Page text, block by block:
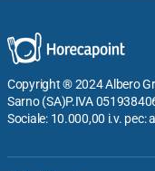
Copyright ® 2024 Albero
Sarno (SA)P.IVA
Sociale: 10.000,00 i.v. pec: